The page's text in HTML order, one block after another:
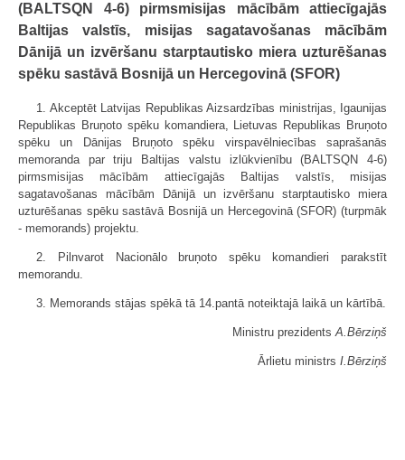
(BALTSQN 4-6) pirmsmisijas mācībām attiecīgajās
Baltijas valstīs, misijas sagatavošanas mācībām
Dānijā un izvēršanu starptautisko miera uzturēšanas
spēku sastāvā Bosnijā un Hercegovinā (SFOR)
1. Akceptēt Latvijas Republikas Aizsardzības ministrijas, Igaunijas
Republikas Bruņoto spēku komandiera, Lietuvas Republikas Bruņoto
spēku un Dānijas Bruņoto spēku virspavēlniecības saprašanās
memoranda par triju Baltijas valstu izlūkvienību (BALTSQN 4-6)
pirmsmisijas mācībām attiecīgajās Baltijas valstīs, misijas
sagatavošanas mācībām Dānijā un izvēršanu starptautisko miera
uzturēšanas spēku sastāvā Bosnijā un Hercegovinā (SFOR) (turpmāk
- memorands) projektu.
2. Pilnvarot Nacionālo bruņoto spēku komandieri parakstīt
memorandu.
3. Memorands stājas spēkā tā 14.pantā noteiktajā laikā un kārtībā.
Ministru prezidentsA.Bērziņš
Ārlietu ministrs I.Bērziņš